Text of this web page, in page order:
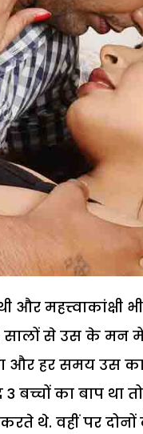
थी और
से उस के मन
और हर समय उस
का बाप था तो
थे. वहीं पर